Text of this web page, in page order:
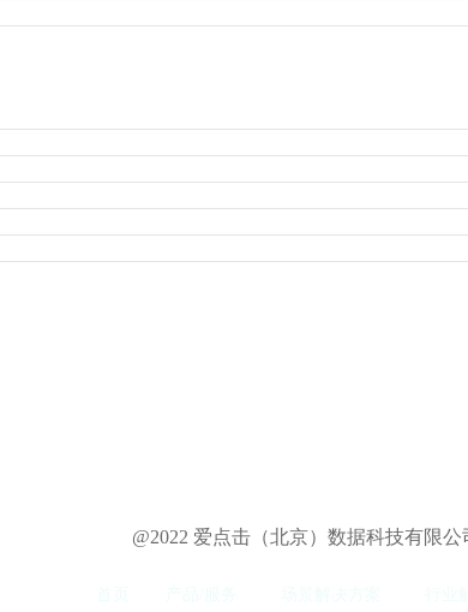
@2022 爱点击（北京）数据科技有限